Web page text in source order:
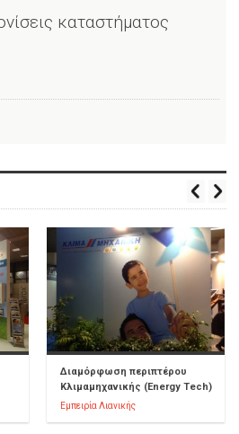
καταστήματος
Διαμόρφωση περιπτέρου
Κλιμαμηχανικής (Energy Tech)
Εμπειρία Λιανικής